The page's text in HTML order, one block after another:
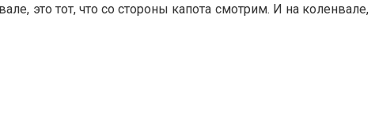
это тот, что со стороны капота смотрим. И на коленвале,